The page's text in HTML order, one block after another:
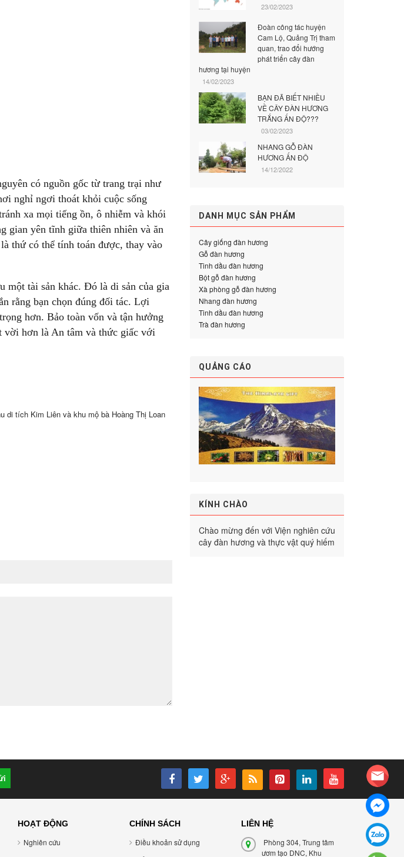
có nguồn gốc từ trang trại như
nghỉ ngơi thoát khỏi cuộc sống
xa mọi tiếng ồn, ô nhiễm và khói
gian yên tĩnh giữa thiên nhiên và ăn
thứ có thể tính toán được, thay vào
một tài sản khác. Đó là di sản của gia
rằng bạn chọn đúng đối tác. Lợi
hơn. Bảo toàn vốn và tận hưởng
vời hơn là An tâm và thức giấc với
di tích Kim Liên và khu mộ bà Hoàng Thị Loan
23/02/2023
Đoàn công tác huyện
Cam Lộ, Quảng Trị tham
quan, trao đổi hướng
phát triển cây đàn
hương tại huyện
14/02/2023
BẠN ĐÃ BIẾT NHIỀU
VỀ CÂY ĐÀN HƯƠNG
TRẮNG ẤN ĐỘ???
03/02/2023
NHANG GỖ ĐÀN
HƯƠNG ẤN ĐỘ
14/12/2022
DANH MỤC SẢN PHẨM
Cây giống đàn hương
Gỗ đàn hương
Tinh dầu đàn hương
Bột gỗ đàn hương
Xà phòng gỗ đàn hương
Nhang đàn hương
Tinh dầu đàn hương
Trà đàn hương
QUẢNG CÁO
KÍNH CHÀO
Chào mừng đến với Viện nghiên cứu
cây đàn hương và thực vật quý hiếm
HOẠT ĐỘNG
Nghiên cứu
CHÍNH SÁCH
Điều khoản sử dụng
LIÊN HỆ
Phòng 304, Trung tâm
ươm tạo DNC, Khu